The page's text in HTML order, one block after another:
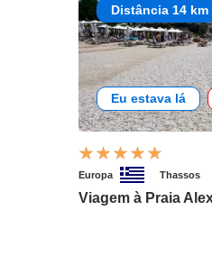
Distância 14 km
Eu estava lá
Europa Thassos
Viagem à Praia